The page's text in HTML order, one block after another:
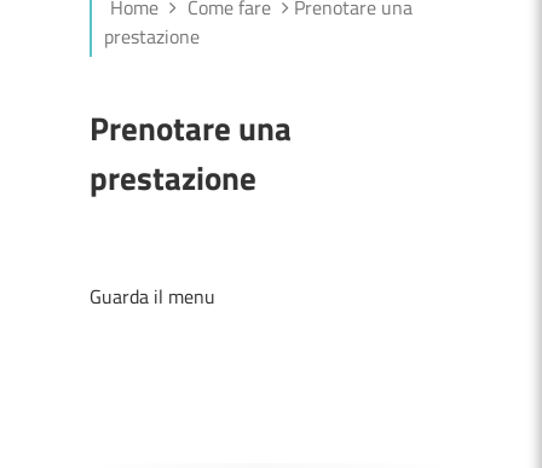
Home Come fare
Prenotare una
prestazione
Prenotare una
prestazione
Guarda il menu